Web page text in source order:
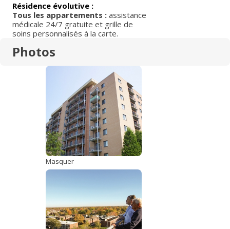
Résidence évolutive :
Tous les appartements : assistance
médicale 24/7 gratuite et grille de
soins personnalisés à la carte.
Photos
Masquer